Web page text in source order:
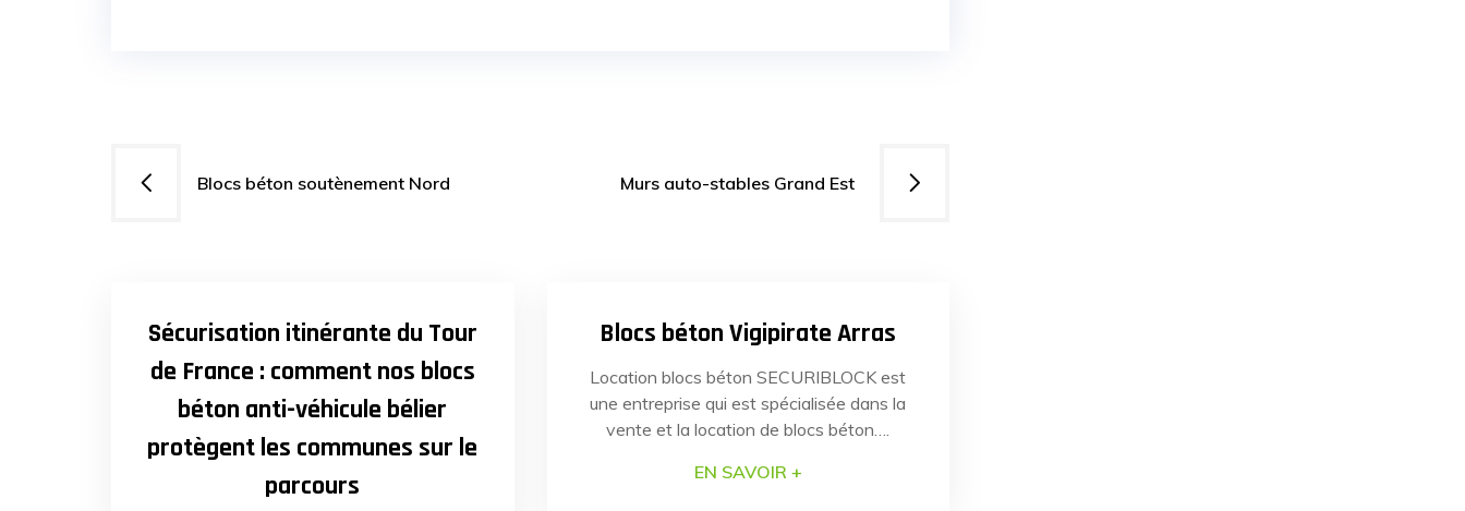
Navigation
Blocs béton soutènement Nord Murs auto-stables Grand Est
Sécurisation itinérante du Tour
de France : comment nos blocs
béton anti-véhicule bélier
protègent les communes sur le
parcours
Blocs béton Vigipirate Arras
Location blocs béton SECURIBLOCK est
une entreprise qui est spécialisée dans la
vente et la location de blocs béton….
EN SAVOIR +